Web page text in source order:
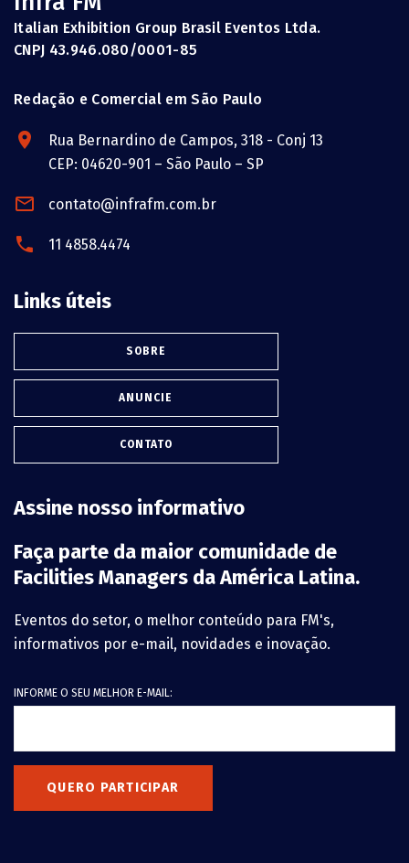
Italian Exhibition Group Brasil Eventos Ltda.
CNPJ 43.946.080/0001-85
Redação e Comercial em São Paulo
Rua Bernardino de Campos, 318 - Conj 13
CEP: 04620-901 – São Paulo – SP
contato@infrafm.com.br
11 4858.4474
Links úteis
SOBRE
ANUNCIE
CONTATO
Assine nosso informativo
Faça parte da maior comunidade de
Facilities Managers da América Latina.
Eventos do setor, o melhor conteúdo para FM's,
informativos por e-mail, novidades e inovação.
INFORME O SEU MELHOR E-MAIL:
QUERO PARTICIPAR